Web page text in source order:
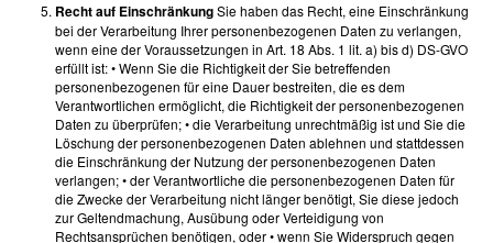
Recht auf EinschränkungSie haben das Recht, eine Einschränkung
bei der Verarbeitung Ihrer personenbezogenen Daten zu verlangen,
wenn eine der Voraussetzungen in Art. 18 Abs. 1 lit. a) bis d) DS-GVO
erfüllt ist: • Wenn Sie die Richtigkeit der Sie betreffenden
personenbezogenen für eine Dauer bestreiten, die es dem
Verantwortlichen ermöglicht, die Richtigkeit der personenbezogenen
Daten zu überprüfen; • die Verarbeitung unrechtmäßig ist und Sie die
Löschung der personenbezogenen Daten ablehnen und stattdessen
die Einschränkung der Nutzung der personenbezogenen Daten
verlangen; • der Verantwortliche die personenbezogenen Daten für
die Zwecke der Verarbeitung nicht länger benötigt, Sie diese jedoch
zur Geltendmachung, Ausübung oder Verteidigung von
Rechtsansprüchen benötigen, oder • wenn Sie Widerspruch gegen